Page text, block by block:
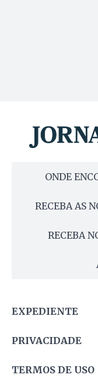
ONDE
RECEBA AS
RECEBA
EXPEDIENTE
PRIVACIDADE
TERMOS DE USO